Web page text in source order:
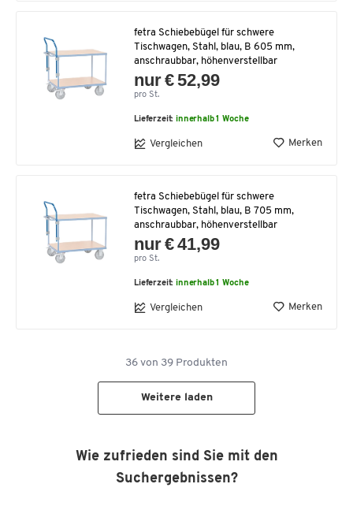
fetra Schiebebügel für schwere
Tischwagen, Stahl, blau, B 605 mm,
anschraubbar, höhenverstellbar
nur € 52,99
pro St.
Lieferzeit:innerhalb 1 Woche
Vergleichen Merken
fetra Schiebebügel für schwere
Tischwagen, Stahl, blau, B 705 mm,
anschraubbar, höhenverstellbar
nur € 41,99
pro St.
Lieferzeit:innerhalb 1 Woche
Vergleichen Merken
36 von 39 Produkten
Weitere laden
Wie zufrieden sind Sie mit den
Suchergebnissen?